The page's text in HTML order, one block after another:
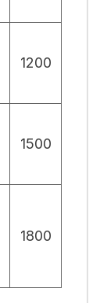
1200
1500
1800